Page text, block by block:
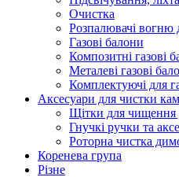
Очистка
Розпалювачі вогню
Газові балони
Композитні газові
Металеві газові
Комплектуючі для
Аксесуари для чистки
Щітки для чищення
Гнучкі ручки та
Роторна чистка
Коренева група
Різне